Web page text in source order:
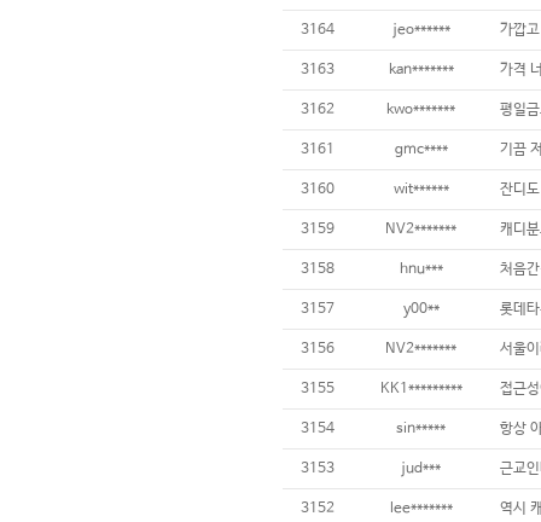
3164 jeo******
3163 kan*******
3162 kwo*******
3161 gmc****
3160 wit******
3159 NV2*******
3158 hnu***
3157 y00**
3156 NV2*******
3155 KK1*********
3154 sin*****
3153 jud***
3152 lee******* 역시